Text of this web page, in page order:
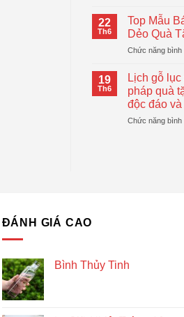
22
Th6
Top Mẫu
Dẻo Quà
Chức năng bình
19
Th6
Lịch gỗ
pháp quà
độc đáo
Chức năng bình
ĐÁNH GIÁ CAO
Bình Thủy Tinh